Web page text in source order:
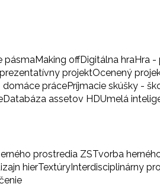
pásmaMaking offDigitálna hraHra
projektOcenený
domáce prácePríjmacie skúšky -
Databáza assetov HDUmelá
prostredia ZSTvorba
hierTextúry Interdisciplinárny